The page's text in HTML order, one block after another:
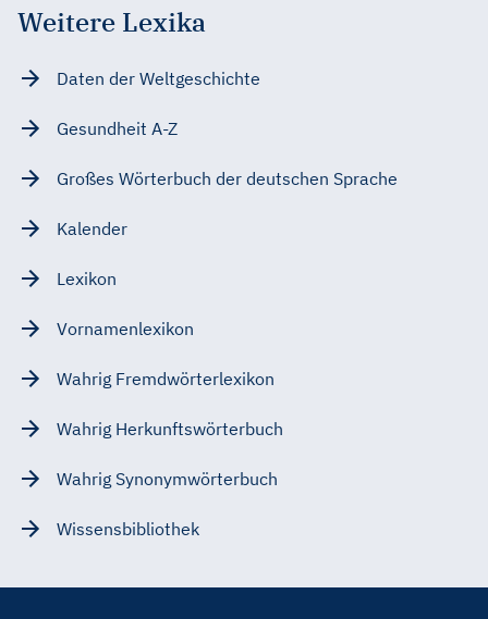
Weitere Lexika
Daten der Weltgeschichte
Gesundheit A-Z
Großes Wörterbuch der deutschen Sprache
Kalender
Lexikon
Vornamenlexikon
Wahrig Fremdwörterlexikon
Wahrig Herkunftswörterbuch
Wahrig Synonymwörterbuch
Wissensbibliothek